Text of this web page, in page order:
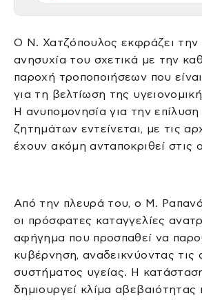
Ο Ν. Χατζόπουλος εκφράζει την
ανησυχία του σχετικά με την
παροχή τροποποιήσεων που
για τη βελτίωση της
Η ανυπομονησία για την
ζητημάτων εντείνεται, με τις
έχουν ακόμη ανταποκριθεί στις
Από την πλευρά του, ο Μ.
οι πρόσφατες καταγγελίες
αφήγημα που προσπαθεί να
κυβέρνηση, αναδεικνύοντας τις
συστήματος υγείας. Η
δημιουργεί κλίμα αβεβαιότητας